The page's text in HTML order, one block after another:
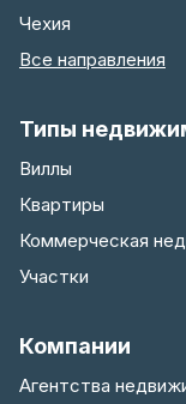
Чехия
Все направления
Типы
Виллы
Квартиры
Коммерческая
Участки
Компании
Агентства